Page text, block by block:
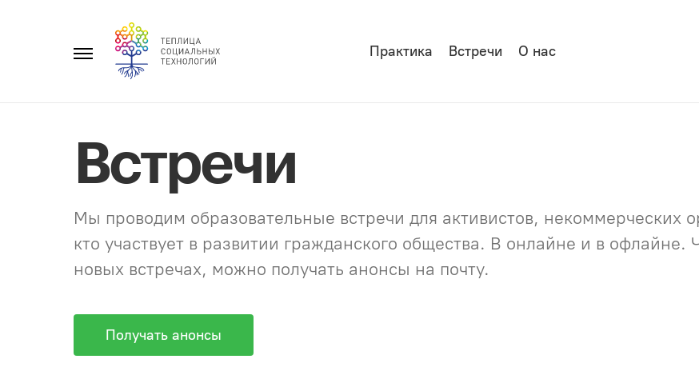
Главное
Практика Встречи О нас
Встречи
Мы проводим образовательные встречи для активистов, некоммерческих
кто участвует в развитии гражданского общества. В онлайне и в
новых встречах, можно получать анонсы на почту.
Получать анонсы